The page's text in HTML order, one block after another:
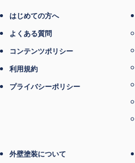
はじめての方へ
よくある質問
コンテンツポリシー
利用規約
プライバシーポリシー
外壁塗装について